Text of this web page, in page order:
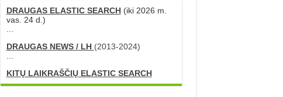
DRAUGAS ELASTIC SEARCH(iki 2026 m.
vas. 24 d.)
...
DRAUGAS NEWS / LH (2013-2024)
...
KITŲ LAIKRAŠČIŲ ELASTIC SEARCH